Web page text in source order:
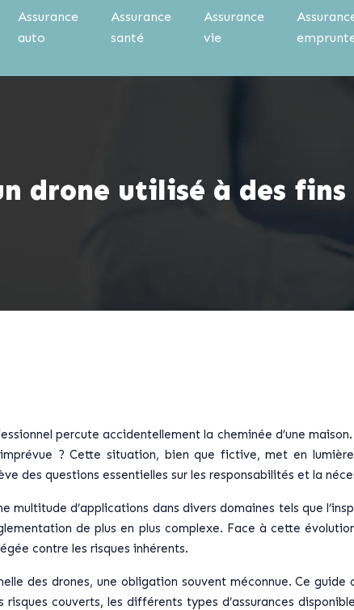
Assurance
auto
Assurance
santé
Assurance
vie
drone utilisé à des
percute accidentellement la cheminée d’une
? Cette situation, bien que fictive, met en
des questions essentielles sur les responsabilités et la
multitude d’applications dans divers domaines tels que
de plus en plus complexe. Face à cette
contre les risques inhérents.
des drones, une obligation souvent méconnue. Ce
couverts, les différents types d’assurances